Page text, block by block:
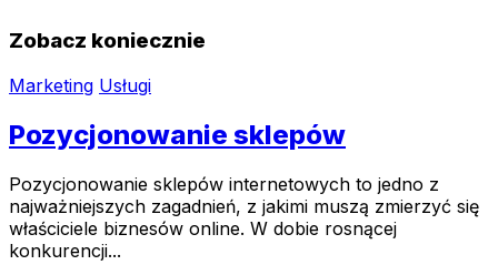
Zobacz koniecznie
Marketing Usługi
Pozycjonowanie sklepów
Pozycjonowanie sklepów internetowych to jedno z
najważniejszych zagadnień, z jakimi muszą zmierzyć się
właściciele biznesów online. W dobie rosnącej
konkurencji...